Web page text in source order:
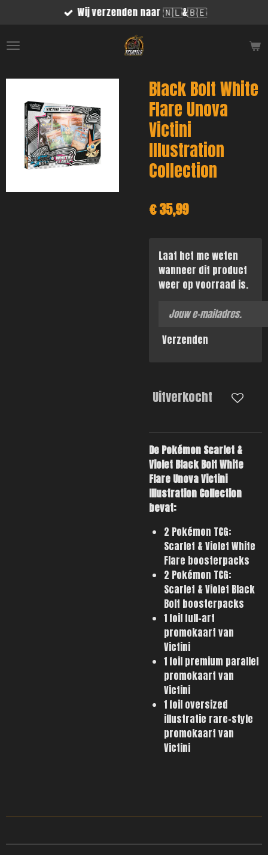
naar
Wij verzenden naar 🇳🇱&🇧🇪
Black Bolt White
Flare Unova
Victini
Illustration
Collection
€ 35,99
Laat het me weten
wanneer dit product
weer op voorraad is.
Verzenden
Uitverkocht
De Pokémon Scarlet &
Violet Black Bolt White
Flare Unova Victini
Illustration Collection
bevat:
2 Pokémon TCG:
Scarlet & Violet White
Flare boosterpacks
2 Pokémon TCG:
Scarlet & Violet Black
Bolt boosterpacks
1 foil full-art
promokaart van
Victini
1 foil premium parallel
promokaart van
Victini
1 foil oversized
illustratie rare-style
promokaart van
Victini